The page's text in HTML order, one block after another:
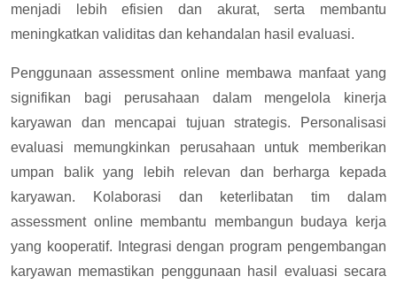
menjadi lebih efisien dan akurat, serta membantu
meningkatkan validitas dan kehandalan hasil evaluasi.
Penggunaan assessment online membawa manfaat yang
signifikan bagi perusahaan dalam mengelola kinerja
karyawan dan mencapai tujuan strategis. Personalisasi
evaluasi memungkinkan perusahaan untuk memberikan
umpan balik yang lebih relevan dan berharga kepada
karyawan. Kolaborasi dan keterlibatan tim dalam
assessment online membantu membangun budaya kerja
yang kooperatif. Integrasi dengan program pengembangan
karyawan memastikan penggunaan hasil evaluasi secara